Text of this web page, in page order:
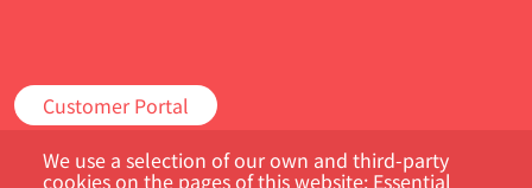
Customer Portal
Søk
We use a selection of our own and third-party
cookies on the pages of this website: Essential